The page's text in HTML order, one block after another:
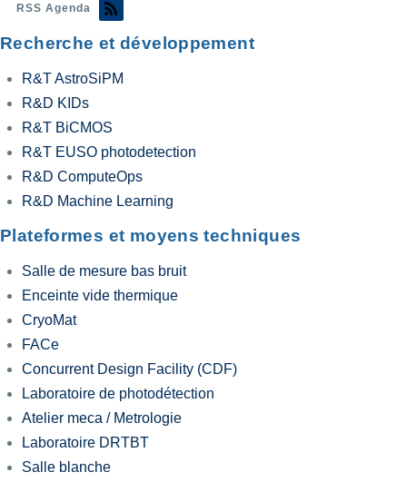
RSS Agenda
Recherche et développement
R&T AstroSiPM
R&D KIDs
R&T BiCMOS
R&T EUSO photodetection
R&D ComputeOps
R&D Machine Learning
Plateformes et moyens techniques
Salle de mesure bas bruit
Enceinte vide thermique
CryoMat
FACe
Concurrent Design Facility (CDF)
Laboratoire de photodétection
Atelier meca / Metrologie
Laboratoire DRTBT
Salle blanche